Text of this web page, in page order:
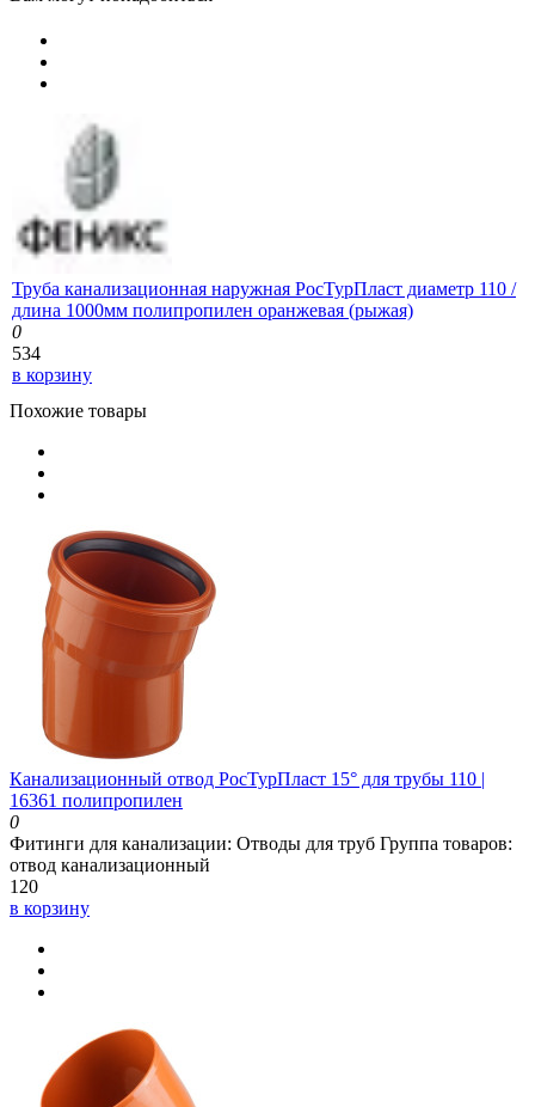
Труба канализационная наружная РосТурПласт диаметр 110 /
длина 1000мм полипропилен оранжевая (рыжая)
0
534
в корзину
Похожие товары
Канализационный отвод РосТурПласт 15° для трубы 110 |
16361 полипропилен
0
Фитинги для канализации: Отводы для труб Группа товаров:
отвод канализационный
120
в корзину